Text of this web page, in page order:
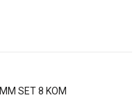
SET 8 KOM